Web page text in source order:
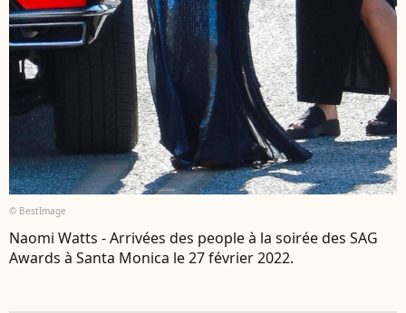
© BestImage
Naomi Watts - Arrivées des people à la soirée des SAG
Awards à Santa Monica le 27 février 2022.